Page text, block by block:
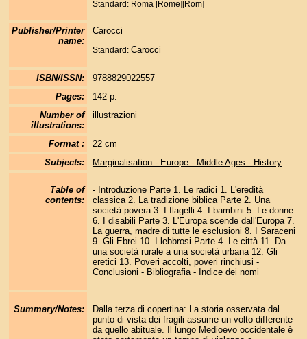
Standard: Roma [Rome][Rom]
Publisher/Printer
name:
Carocci
Standard: Carocci
ISBN/ISSN:
9788829022557
Pages:
142 p.
Number of
illustrations:
illustrazioni
Format :
22 cm
Subjects:
Marginalisation - Europe - Middle Ages - History
Table of
contents:
- Introduzione Parte 1. Le radici 1. L'eredità
classica 2. La tradizione biblica Parte 2. Una
società povera 3. I flagelli 4. I bambini 5. Le donne
6. I disabili Parte 3. L'Europa scende dall'Europa 7.
La guerra, madre di tutte le esclusioni 8. I Saraceni
9. Gli Ebrei 10. I lebbrosi Parte 4. Le città 11. Da
una società rurale a una società urbana 12. Gli
eretici 13. Poveri accolti, poveri rinchiusi -
Conclusioni - Bibliografia - Indice dei nomi
Summary/Notes:
Dalla terza di copertina: La storia osservata dal
punto di vista dei fragili assume un volto differente
da quello abituale. Il lungo Medioevo occidentale è